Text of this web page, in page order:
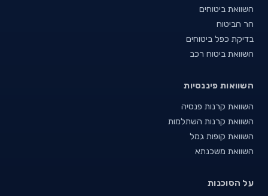
השוואת ביטוחים
הר הביטוח
בדיקת כפל ביטוחים
השוואת ביטוח רכב
השוואות פיננסיות
השוואת קרנות פנסיה
השוואת קרנות השתלמות
השוואת קופות גמל
השוואת משכנתא
על הסוכנות